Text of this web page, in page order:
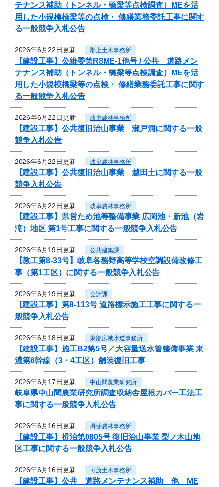
テナンス補助（トンネル・橋梁等点検調査）MEを活
用した小規模橋梁等の点検・ 修繕業務委託工事に関す
る一般競争入札公告
2026年6月22日更新 郡上土木事務所
【建設工事】公維委第R8ME-1他号 / 公共 道路メン
テナンス補助（トンネル・橋梁等点検調査）MEを活
用した小規模橋梁等の点検・ 修繕業務委託工事に関す
る一般競争入札公告
2026年6月22日更新 岐阜農林事務所
【建設工事】公共復旧治山事業 瀬戸洞に関する一般
競争入札公告
2026年6月22日更新 岐阜農林事務所
【建設工事】公共復旧治山事業 越田土に関する一般
競争入札公告
2026年6月22日更新 岐阜農林事務所
【建設工事】県営ため池等整備事業 広岡池・新池（岩
滝）地区 第1号工事に関する一般競争入札公告
2026年6月19日更新 公共建築課
【教工第8-33号】岐阜各務野高等学校空調設備改修工
事（第1工区）に関する一般競争入札公告
2026年6月19日更新 会計課
【建設工事】第8-113号 道路標示施工工事に関する一
般競争入札公告
2026年6月18日更新 東部広域水道事務所
【建設工事】施工B2第5号／大容量送水管整備事業 東
濃第6幹線（3・4工区）舗装復旧工事
2026年6月17日更新 中山間農業研究所
岐阜県中山間農業研究所調査収納舎屋根カバー工法工
事に関する一般競争入札公告
2026年6月16日更新 揖斐農林事務所
【建設工事】揖治第0805号 復旧治山事業 梨ノ木山地
区工事に関する一般競争入札公告
2026年6月16日更新 可茂土木事務所
【建設工事】公共 道路メンテナンス補助 他 ME